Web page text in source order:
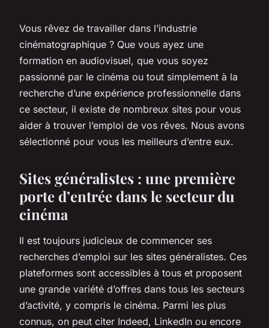
Vous rêvez de travailler dans l’industrie
cinématographique ? Que vous ayez une
formation en audiovisuel, que vous soyez
passionné par le cinéma ou tout simplement à la
recherche d’une expérience professionnelle dans
ce secteur, il existe de nombreux sites pour vous
aider à trouver l’emploi de vos rêves. Nous avons
sélectionné pour vous les meilleurs d’entre eux.
Sites généralistes : une première
porte d’entrée dans le secteur du
cinéma
Il est toujours judicieux de commencer ses
recherches d’emploi sur les sites généralistes. Ces
plateformes sont accessibles à tous et proposent
une grande variété d’offres dans tous les secteurs
d’activité, y compris le cinéma. Parmi les plus
connus, on peut citer Indeed, LinkedIn ou encore